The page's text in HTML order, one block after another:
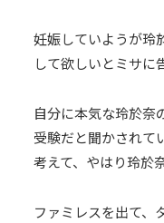
妊娠していようが玲
して欲しいとミサに
自分に本気な玲於奈
受験だと聞かされて
考えて、やはり玲於
ファミレスを出て、